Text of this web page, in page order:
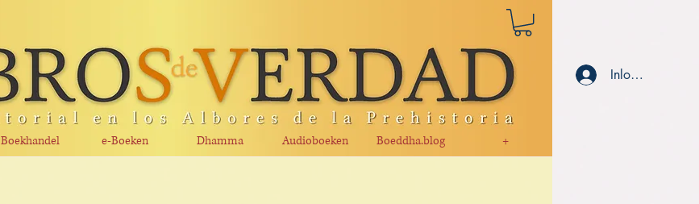
Boekhandel e-Boeken Dhamma Audioboeken Boeddha.blog +
Inloggen